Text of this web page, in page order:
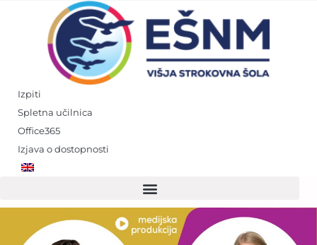
Izpiti
Spletna učilnica
Office365
Izjava o dostopnosti